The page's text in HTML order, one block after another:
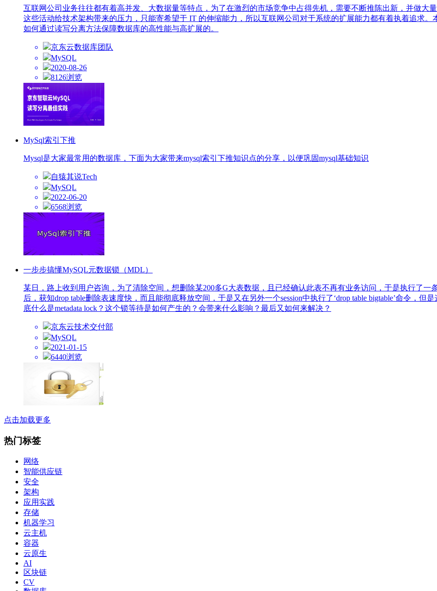
互联网公司业务往往都有着高并发、大数据量等特点，为了在激烈的市场竞争中占得先机，需要不断推陈出新，并做大
这些活动给技术架构带来的压力，只能寄希望于 IT 的伸缩能力，所以互联网公司对于系统的扩展能力都有着执着追求
如何通过读写分离方法保障数据库的高性能与高扩展的。
京东云数据库团队
MySQL
2020-08-26
8126浏览
MySql索引下推
Mysql是大家最常用的数据库，下面为大家带来mysql索引下推知识点的分享，以便巩固mysql基础知识
自猿其说Tech
MySQL
2022-06-20
6568浏览
一步步搞懂MySQL元数据锁（MDL）
某日，路上收到用户咨询，为了清除空间，想删除某200多G大表数据，且已经确认此表不再有业务访问，于是执行了一
后，获知drop table删除表速度快，而且能彻底释放空间，于是又在另外一个session中执行了‘drop table bigtable’命令，
底什么是metadata lock？这个锁等待是如何产生的？会带来什么影响？最后又如何来解决？
京东云技术交付部
MySQL
2021-01-15
6440浏览
点击加载更多
热门标签
网络
智能供应链
安全
架构
应用实践
存储
机器学习
云主机
容器
云原生
AI
区块链
CV